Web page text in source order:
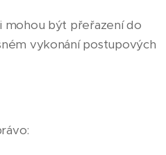
mohou být přeřazení do
vykonání postupových